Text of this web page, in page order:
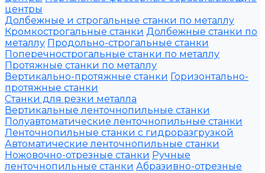
центры
Долбежные и строгальные станки по металлу
Кромкострогальные станки Долбежные станки по
металлу Продольно-строгальные станки
Поперечнострогальные станки по металлу
Протяжные станки по металлу
Вертикально-протяжные станки Горизонтально-
протяжные станки
Станки для резки металла
Вертикальные ленточнопильные станки
Полуавтоматические ленточнопильные станки
Ленточнопильные станки с гидроразгрузкой
Автоматические ленточнопильные станки
Ножовочно-отрезные станки Ручные
ленточнопильные станки Абразивно-отрезные